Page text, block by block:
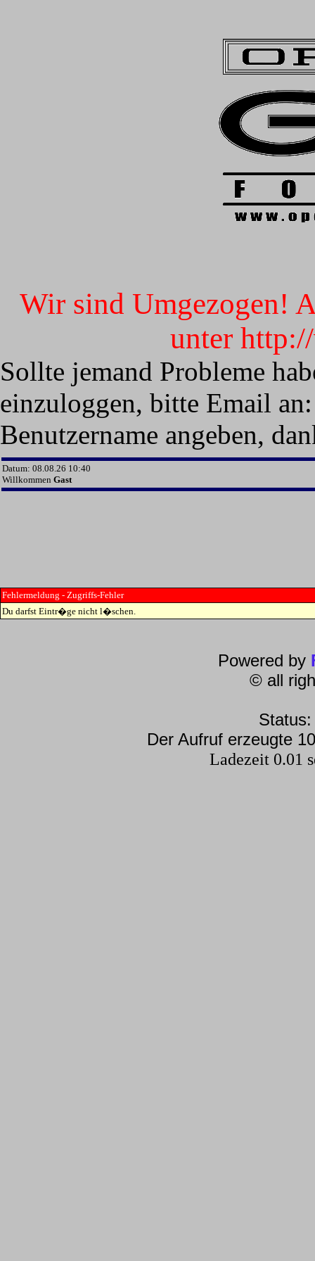
Wir sind Umgezogen!
unter
Sollte jemand Probleme
einzuloggen, bitte Email
Benutzername angeben,
Datum: 08.08.26 10:40
Willkommen Gast
Fehlermeldung - Zugriffs-Fehler
Du darfst Eintr�ge nicht l�schen.
Powered by
© all
Der Aufruf erzeugte
Ladezeit 0.01